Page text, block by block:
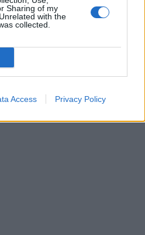
Sharing of my
with the
collected.
Access Privacy Policy